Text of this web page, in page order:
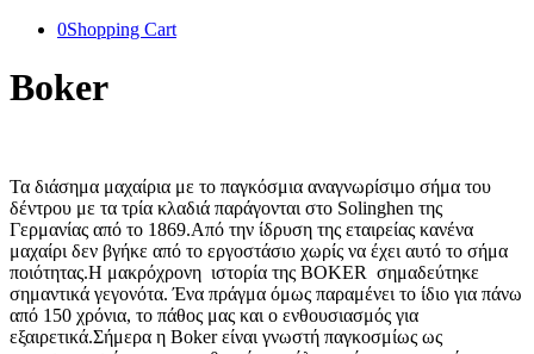
0Shopping Cart
Boker
Τα διάσημα μαχαίρια με το παγκόσμια αναγνωρίσιμο σήμα του
δέντρου με τα τρία κλαδιά παράγονται στο Solinghen της
Γερμανίας από το 1869.Από την ίδρυση της εταιρείας κανένα
μαχαίρι δεν βγήκε από το εργοστάσιο χωρίς να έχει αυτό το σήμα
ποιότητας.Η μακρόχρονη ιστορία της BOKER σημαδεύτηκε
σημαντικά γεγονότα. Ένα πράγμα όμως παραμένει το ίδιο για πάνω
από 150 χρόνια, το πάθος μας και ο ενθουσιασμός για
εξαιρετικά.Σήμερα η Boker είναι γνωστή παγκοσμίως ως